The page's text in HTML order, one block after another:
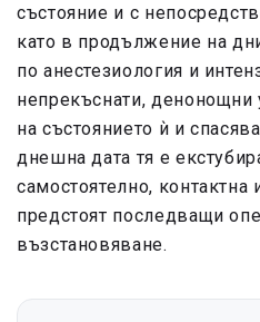
състояние и с
като в продължение на
по анестезиология и
непрекъснати, денонощни
на състоянието ѝ и
днешна дата тя е
самостоятелно, контактна
предстоят последващи
възстановяване.